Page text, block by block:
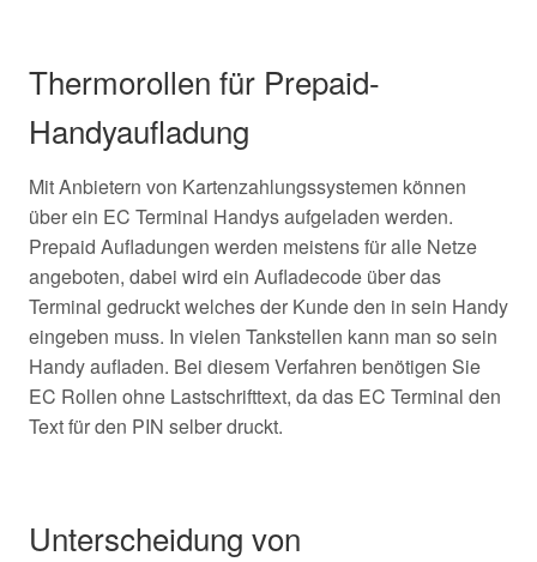
Thermorollen für Prepaid-
Handyaufladung
Mit Anbietern von Kartenzahlungssystemen können
über ein EC Terminal Handys aufgeladen werden.
Prepaid Aufladungen werden meistens für alle Netze
angeboten, dabei wird ein Aufladecode über das
Terminal gedruckt welches der Kunde den in sein Handy
eingeben muss. In vielen Tankstellen kann man so sein
Handy aufladen. Bei diesem Verfahren benötigen Sie
EC Rollen ohne Lastschrifttext, da das EC Terminal den
Text für den PIN selber druckt.
Unterscheidung von